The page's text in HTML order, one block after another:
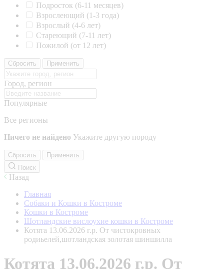
Подросток (6-11 месяцев)
Взрослеющий (1-3 года)
Взрослый (4-6 лет)
Стареющий (7-11 лет)
Пожилой (от 12 лет)
Сбросить Применить
Город, регион
Популярные
Все регионы
Ничего не найдено Укажите другую породу
Сбросить
Применить
Поиск
Назад
Главная
Собаки и Кошки в Костроме
Кошки в Костроме
Шотландские вислоухие кошки в Костроме
Котята 13.06.2026 г.р. От чистокровных
родиьелей,шотландская золотая шиншилла
Котята 13.06.2026 г.р. От